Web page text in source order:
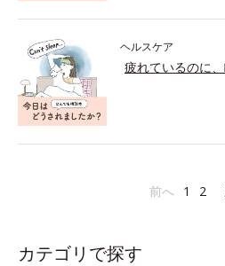
ヘルスケア
疲れているのに
前へ 1 2
カテゴリで探す